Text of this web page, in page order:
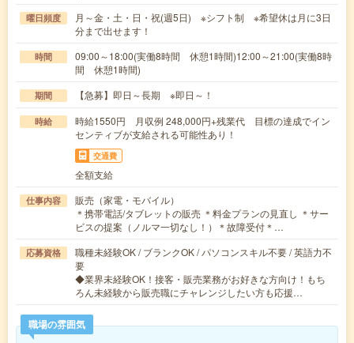
曜日頻度
月～金・土・日・祝(週5日) ※シフト制 ※希望休は月に3日
分まで出せます！
時間
09:00～18:00(実働8時間 休憩1時間)12:00～21:00(実働8時
間 休憩1時間)
期間 【急募】即日～長期 ※即日～！
時給
時給1550円 月収例 248,000円+残業代 目標の達成でイン
センティブが支給される可能性あり！
交通費
全額支給
仕事内容
販売（家電・モバイル）
＊携帯電話/タブレットの販売 ＊料金プランの見直し ＊サー
ビスの提案（ノルマ一切なし！）＊故障受付＊…
応募資格
職種未経験OK / ブランクOK / パソコンスキル不要 / 英語力不
要
◆業界未経験OK！接客・販売業務がお好きな方向け！もち
ろん未経験から販売職にチャレンジしたい方も応援…
職場の雰囲気